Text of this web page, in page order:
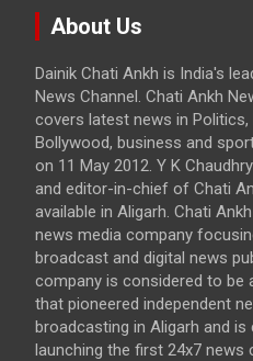
About Us
Dainik Chati Ankh is India's
News Channel. Chati Ankh
covers latest news in Politics,
Bollywood, business and
on 11 May 2012. Y K
and editor-in-chief of Chati
available in Aligarh. Chati
news media company
broadcast and digital news
company is considered to be
that pioneered independent
broadcasting in Aligarh and
launching the first 24x7 news